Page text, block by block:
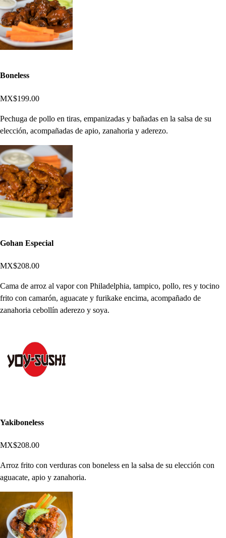
Boneless
MX$199.00
Pechuga de pollo en tiras, empanizadas y bañadas en la salsa de su
elección, acompañadas de apio, zanahoria y aderezo.
Gohan Especial
MX$208.00
Cama de arroz al vapor con Philadelphia, tampico, pollo, res y tocino
frito con camarón, aguacate y furikake encima, acompañado de
zanahoria cebollín aderezo y soya.
Yakiboneless
MX$208.00
Arroz frito con verduras con boneless en la salsa de su elección con
aguacate, apio y zanahoria.